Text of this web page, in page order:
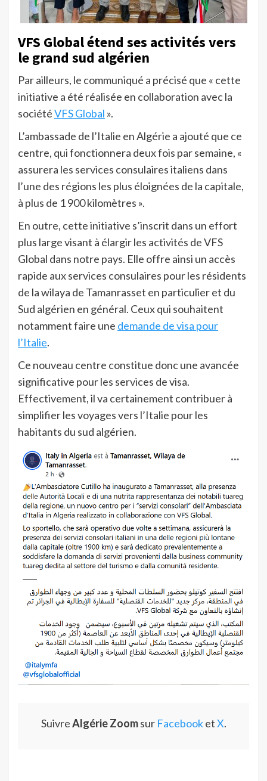
VFS Global étend ses activités vers
le grand sud algérien
Par ailleurs, le communiqué a précisé que « cette
initiative a été réalisée en collaboration avec la
sociétéVFS Global ».
L’ambassade de l’Italie en Algérie a ajouté que ce
centre, qui fonctionnera deux fois par semaine, «
assurera les services consulaires italiens dans
l’une des régions les plus éloignées de la capitale,
à plus de 1 900 kilomètres ».
En outre, cette initiative s’inscrit dans un effort
plus large visant à élargir les activités de VFS
Global dans notre pays. Elle offre ainsi un accès
rapide aux services consulaires pour les résidents
de la wilaya de Tamanrasset en particulier et du
Sud algérien en général. Ceux qui souhaitent
notamment faire une demande de visa pour
l’Italie.
Ce nouveau centre constitue donc une avancée
significative pour les services de visa.
Effectivement, il va certainement contribuer à
simplifier les voyages vers l’Italie pour les
habitants du sud algérien.
SuivreAlgérie Zoomsur FacebooketX.